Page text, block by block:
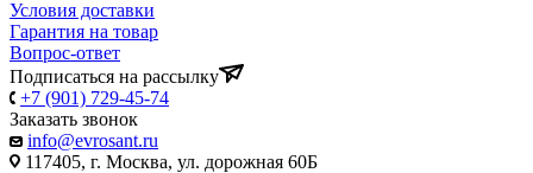
Условия доставки
Гарантия на товар
Вопрос-ответ
Подписаться на рассылку
+7 (901) 729-45-74
Заказать звонок
info@evrosant.ru
117405, г. Москва, ул. дорожная 60Б